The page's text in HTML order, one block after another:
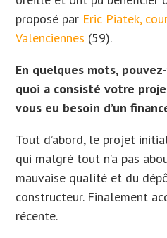
proposé par Eric Piatek,
Valenciennes (59).
En quelques mots,
quoi a consisté votre
vous eu besoin d’un
Tout d’abord, le projet
qui malgré tout n’a pas
mauvaise qualité et du
constructeur. Finalement
récente.